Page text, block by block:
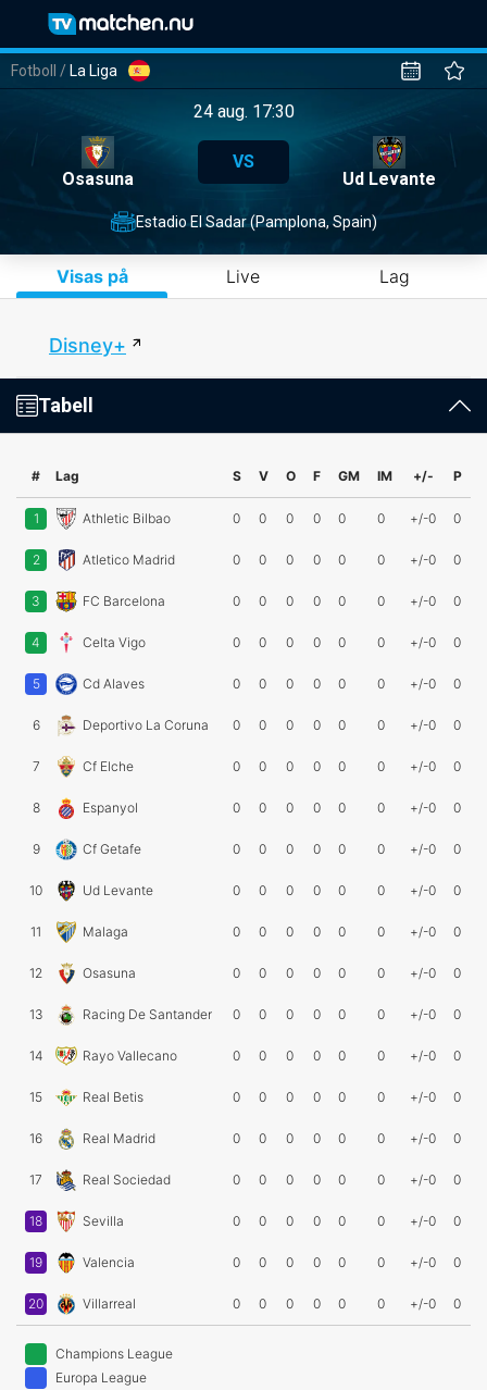
Fotboll / La Liga
24 aug. 17:30
Osasuna
VS
Ud Levante
Estadio El Sadar (Pamplona, Spain)
Visas på Live Lag
Disney+
Tabell
# Lag S V O F GM IM +/- P
1 Athletic Bilbao 0 0 0 0 0 0 +/-0 0
2 Atletico Madrid 0 0 0 0 0 0 +/-0 0
3 FC Barcelona 0 0 0 0 0 0 +/-0 0
4 Celta Vigo 0 0 0 0 0 0 +/-0 0
5 Cd Alaves 0 0 0 0 0 0 +/-0 0
6 Deportivo La Coruna 0 0 0 0 0 0 +/-0 0
7 Cf Elche 0 0 0 0 0 0 +/-0 0
8 Espanyol 0 0 0 0 0 0 +/-0 0
9 Cf Getafe 0 0 0 0 0 0 +/-0 0
10 Ud Levante 0 0 0 0 0 0 +/-0 0
11 Malaga 0 0 0 0 0 0 +/-0 0
12 Osasuna 0 0 0 0 0 0 +/-0 0
13 Racing De Santander 0 0 0 0 0 0 +/-0 0
14 Rayo Vallecano 0 0 0 0 0 0 +/-0 0
15 Real Betis 0 0 0 0 0 0 +/-0 0
16 Real Madrid 0 0 0 0 0 0 +/-0 0
17 Real Sociedad 0 0 0 0 0 0 +/-0 0
18 Sevilla 0 0 0 0 0 0 +/-0 0
19 Valencia 0 0 0 0 0 0 +/-0 0
20 Villarreal 0 0 0 0 0 0 +/-0 0
Champions League
Europa League